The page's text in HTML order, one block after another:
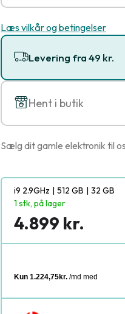
Læs vilkår og betingelser
Levering fra 49 kr.
Hent i butik
Sælg dit gamle elektronik til
i9 2.9GHz | 512 GB | 32 GB
1 stk, på lager
4.899 kr.